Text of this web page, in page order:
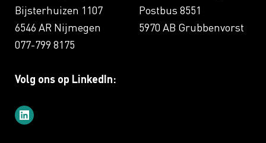
Bijsterhuizen 1107
6546 AR Nijmegen
077-799 8175
Volg ons op LinkedIn:
Postbus 8551
5970 AB Grubbenvorst